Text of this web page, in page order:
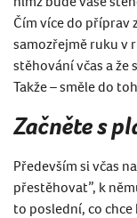
Čím více do příprav
samozřejmě ruku v
stěhování včas a
Takže – směle do
Začněte s
Především si včas
přestěhovat”, k
to poslední, co